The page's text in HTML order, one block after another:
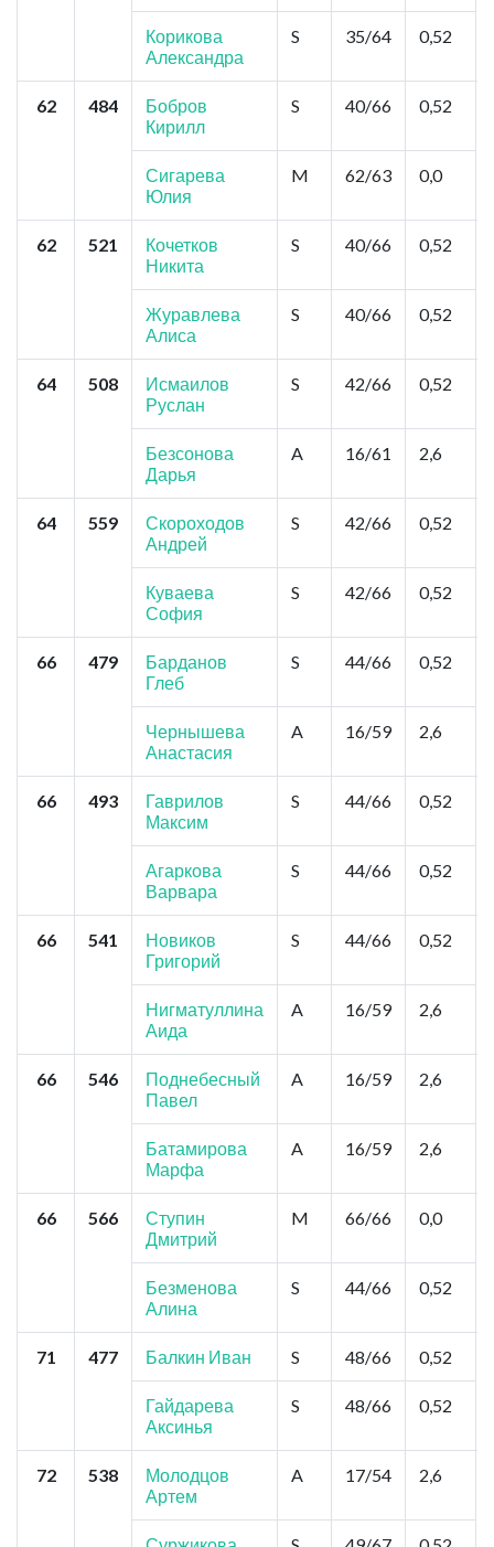
Корикова
Александра
S 35/64 0,52
62 484
Бобров
Кирилл
S 40/66 0,52
Сигарева
Юлия
M 62/63 0,0
62 521
Кочетков
Никита
S 40/66 0,52
Журавлева
Алиса
S 40/66 0,52
64 508
Исмаилов
Руслан
S 42/66 0,52
Безсонова
Дарья
A 16/61 2,6
64 559
Скороходов
Андрей
S 42/66 0,52
Куваева
София
S 42/66 0,52
66 479
Барданов
Глеб
S 44/66 0,52
Чернышева
Анастасия
A 16/59 2,6
66 493
Гаврилов
Максим
S 44/66 0,52
Агаркова
Варвара
S 44/66 0,52
66 541
Новиков
Григорий
S 44/66 0,52
Нигматуллина
Аида
A 16/59 2,6
66 546
Поднебесный
Павел
A 16/59 2,6
Батамирова
Марфа
A 16/59 2,6
66 566
Ступин
Дмитрий
M 66/66 0,0
Безменова
Алина
S 44/66 0,52
71 477 Балкин Иван S 48/66 0,52
Гайдарева
Аксинья
S 48/66 0,52
72 538
Молодцов
Артем
A 17/54 2,6